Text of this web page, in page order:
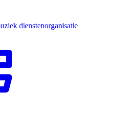
dienstenorganisatie